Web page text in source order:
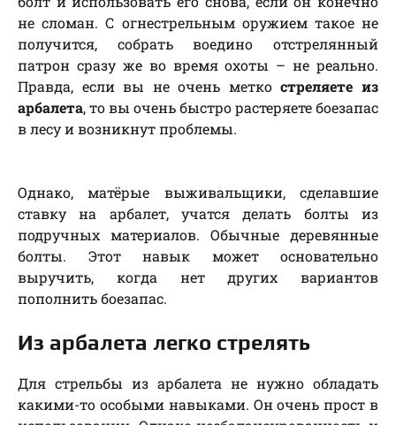
не сломан. С огнестрельным оружием такое не
получится, собрать воедино отстрелянный
патрон сразу же во время охоты – не реально.
Правда, если вы не очень меткостреляете из
арбалета, то вы очень быстро растеряете боезапас
в лесу и возникнут проблемы.
Однако, матёрые выживальщики, сделавшие
ставку на арбалет, учатся делать болты из
подручных материалов. Обычные деревянные
болты. Этот навык может основательно
выручить, когда нет других вариантов
пополнить боезапас.
Из арбалета легко стрелять
Для стрельбы из арбалета не нужно обладать
какими-то особыми навыками. Он очень прост в